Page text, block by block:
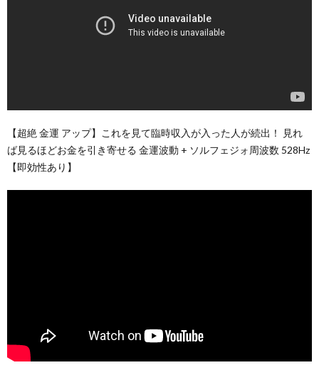
【超絶 金運 アップ】これを見て臨時収入が入った人が続出！ 見れ
ば見るほどお金を引き寄せる 金運波動 + ソルフェジォ周波数 528Hz
【即効性あり】